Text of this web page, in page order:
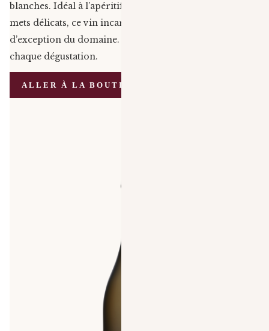
blanches. Idéal à l’apéritif ou pour accompagner des
mets délicats, ce vin incarne le savoir-faire et le terroir
d’exception du domaine. Un instant raffiné et festif à
chaque dégustation.
ALLER À LA BOUTIQUE